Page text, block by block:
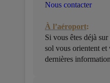
Nous contacter
À l’aéroport:
Si vous êtes déjà
sol vous orientent et
dernières